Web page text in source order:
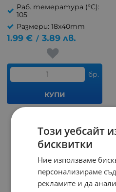
Раб. темература (°C):
105
Размери: 18x40mm
1.99 € / 3.89 лв.
бр.
КУПИ
Този уебсайт
бисквитки
Ние използваме
персонализираме
рекламите и да